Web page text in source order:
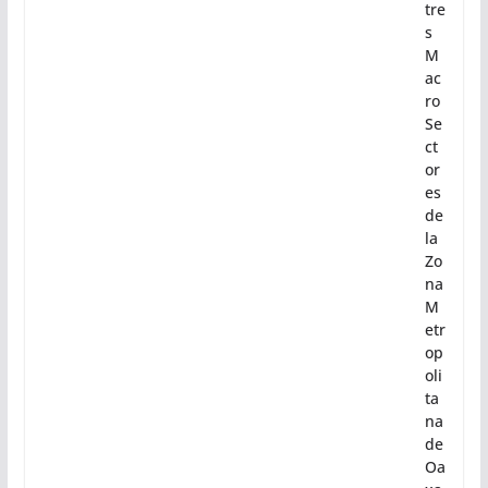
se
ct
ori
za
ció
n
en
tre
s
M
ac
ro
Se
ct
or
es
de
la
Zo
na
M